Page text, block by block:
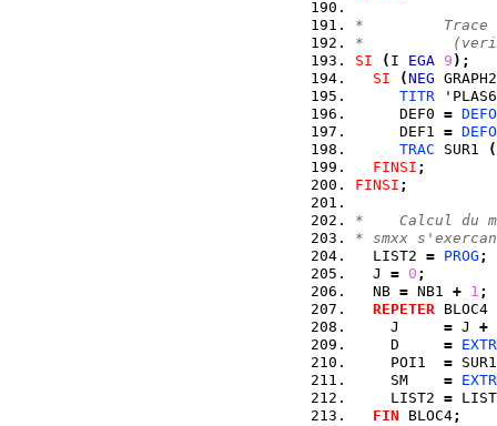
*         Trace
*
SI
( I EGA 9 ) ;
SI
(NEG
TITR
     DEF0
= DEFO
     DEF1
= DEFO
TRAC SUR1
(
FINSI ;
FINSI ;
*    Calcul du
* smxx
  LIST2
= PROG ;
  J
= 0 ;
  NB
= NB1 + 1 ;
REPETER BLOC4
    J
= J +
    D
= EXTR
    POI1
=
    SM
= EXTR
    LIST2
=
FIN BLOC4;